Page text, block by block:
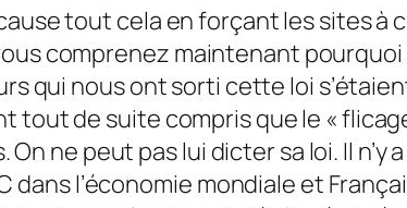
tout cela en forçant les sites à
comprenez maintenant
qui nous ont sorti cette loi
tout de suite compris que le «
ne peut pas lui dicter sa loi. Il n’y
dans l’économie mondiale et